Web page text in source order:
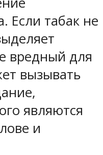
Если табак не
вредный для
вызывать
являются
и